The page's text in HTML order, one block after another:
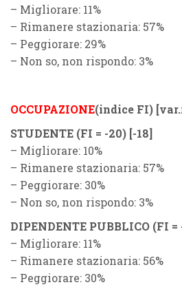
– Migliorare: 11%
– Rimanere stazionaria: 57%
– Peggiorare: 29%
– Non so, non rispondo: 3%
OCCUPAZIONE(indice FI)
STUDENTE (FI = -20) [-18]
– Migliorare: 10%
– Rimanere stazionaria: 57%
– Peggiorare: 30%
– Non so, non rispondo: 3%
DIPENDENTE PUBBLICO (FI =
– Migliorare: 11%
– Rimanere stazionaria: 56%
– Peggiorare: 30%